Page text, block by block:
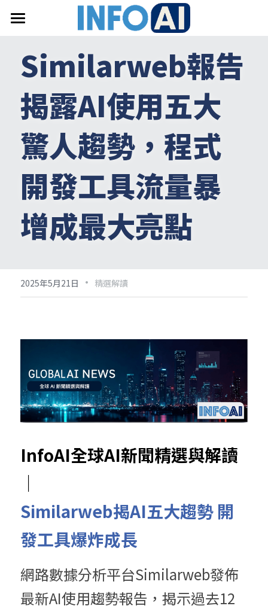
關於InfoAI
訂閱電子報
最新文章
搜索
email聯絡
Similarweb報告
揭露AI使用五大
驚人趨勢，程式
開發工具流量暴
增成最大亮點
2025年5月21日 · 精選解讀
InfoAI全球AI新聞精選與解讀
｜
Similarweb揭AI五大趨勢 開
發工具爆炸成長
網路數據分析平台Similarweb發佈
最新AI使用趨勢報告，揭示過去12